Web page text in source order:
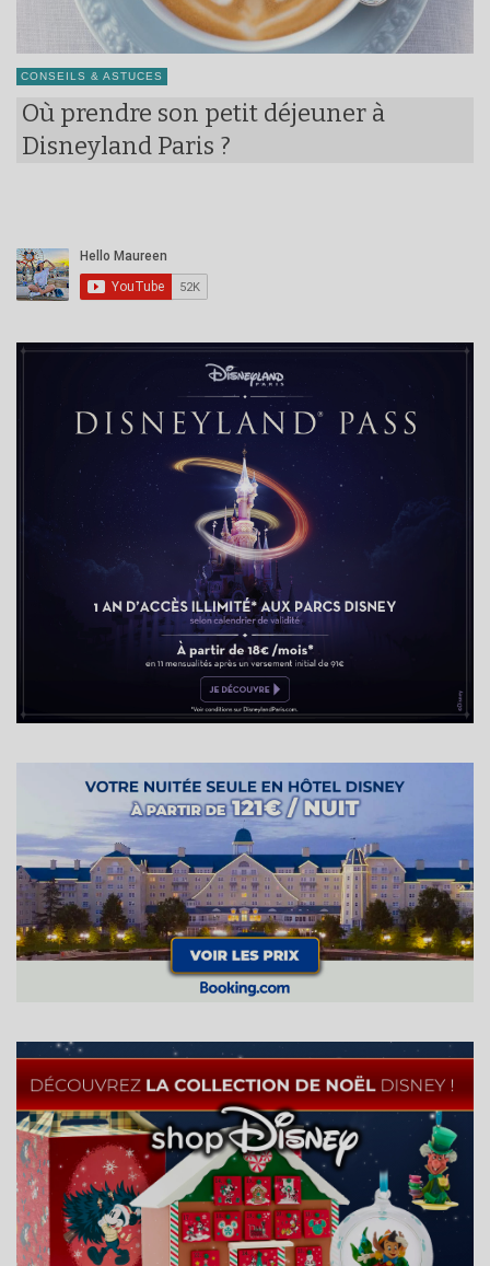
CONSEILS & ASTUCES
Où prendre son petit déjeuner à
Disneyland Paris ?